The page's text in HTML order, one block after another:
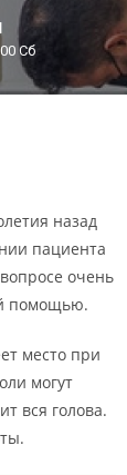
Сб
назад
пациента
очень
помощью.
место при
могут
вся голова.